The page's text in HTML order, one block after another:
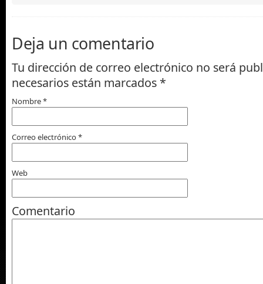
Deja un comentario
Tu dirección de correo electrónico no será
necesarios están marcados *
Nombre*
Correo electrónico*
Web
Comentario